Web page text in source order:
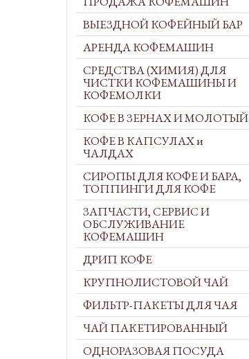
ВЫЕЗДНОЙ КОФЕЙНЫЙ БАР
АРЕНДА КОФЕМАШИН
СРЕДСТВА (ХИМИЯ) ДЛЯ
ЧИСТКИ КОФЕМАШИНЫ И
КОФЕМОЛКИ
КОФЕ В ЗЕРНАХ И МОЛОТЫЙ
КОФЕ В КАПСУЛАХ и
ЧАЛДАХ
СИРОПЫ ДЛЯ КОФЕ И БАРА,
ТОППИНГИ ДЛЯ КОФЕ
ЗАПЧАСТИ, СЕРВИС И
ОБСЛУЖИВАНИЕ
КОФЕМАШИН
ДРИП КОФЕ
КРУПНОЛИСТОВОЙ ЧАЙ
ФИЛЬТР-ПАКЕТЫ ДЛЯ ЧАЯ
ЧАЙ ПАКЕТИРОВАННЫЙ
ОДНОРАЗОВАЯ ПОСУДА